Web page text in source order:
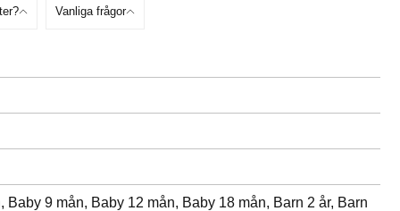
Vanliga frågor
Baby 9 mån, Baby 12 mån, Baby 18 mån, Barn 2 år, Barn